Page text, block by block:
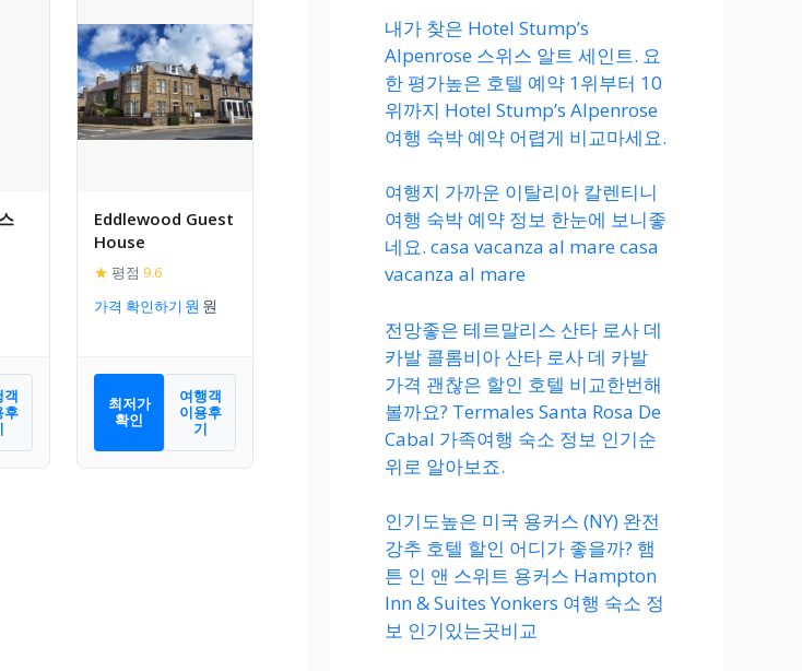
객
후
Eddlewood Guest
House
★ 평점 9.6
가격 확인하기
최저가
확인
여행객
이용후
기
내가 찾은 Hotel Stump’s
Alpenrose 스위스 알트 세인트. 요
한 평가높은 호텔 예약 1위부터 10
위까지 Hotel Stump’s Alpenrose
여행 숙박 예약 어렵게 비교마세요.
여행지 가까운 이탈리아 칼렌티니
여행 숙박 예약 정보 한눈에 보니좋
네요. casa vacanza al mare casa
vacanza al mare
전망좋은 테르말리스 산타 로사 데
카발 콜롬비아 산타 로사 데 카발
가격 괜찮은 할인 호텔 비교한번해
볼까요? Termales Santa Rosa De
Cabal 가족여행 숙소 정보 인기순
위로 알아보죠.
인기도높은 미국 용커스 (NY) 완전
강추 호텔 할인 어디가 좋을까? 햄
튼 인 앤 스위트 용커스 Hampton
Inn & Suites Yonkers 여행 숙소 정
보 인기있는곳비교